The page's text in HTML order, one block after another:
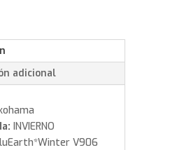
adicional
INVIERNO
V906